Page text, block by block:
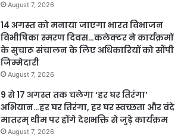
August 7, 2026
14 अगस्त को मनाया जाएगा भारत विभाजन
विभीषिका स्मरण दिवस…कलेक्टर ने कार्यक्रमों
के सुचारू संचालन के लिए अधिकारियों को सौंपी
जिम्मेदारी
August 7, 2026
9 से 17 अगस्त तक चलेगा ‘हर घर तिरंगा’
अभियान…हर घर तिरंगा, हर घर स्वच्छता और वंदे
मातरम् थीम पर होंगे देशभक्ति से जुड़े कार्यक्रम
August 7, 2026